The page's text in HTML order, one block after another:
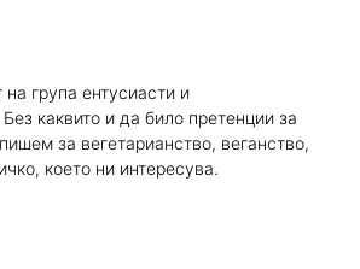
на група ентусиасти и
каквито и да било претенции за
за вегетарианство, веганство,
което ни интересува.